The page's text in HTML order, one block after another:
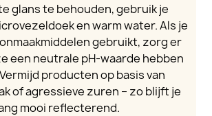
glans te behouden, gebruik je
en warm water. Als je
gebruikt, zorg er
een neutrale pH-waarde hebben
producten op basis van
of agressieve zuren – zo blijft je
mooi reflecterend.